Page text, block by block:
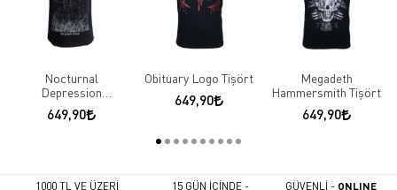
Nocturnal
Depression
Perpetuelle Eclipse
Tişört
649,90
Obituary Logo Tişört
649,90
Megadeth
Hammersmith Tişört
649,90
1000 TL VE ÜZERİ
15 GÜN İÇİNDE - GÜVENLİ - ONLINE